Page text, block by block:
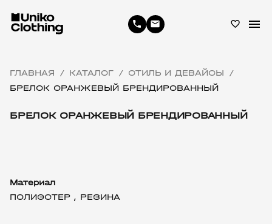
phone email favorite_border menu
ГЛАВНАЯ / КАТАЛОГ / СТИЛЬ И ДЕВАЙСЫ /
БРЕЛОК ОРАНЖЕВЫЙ БРЕНДИРОВАННЫЙ
БРЕЛОК ОРАНЖЕВЫЙ БРЕНДИРОВАННЫЙ
Материал
ПОЛИЭСТЕР , РЕЗИНА